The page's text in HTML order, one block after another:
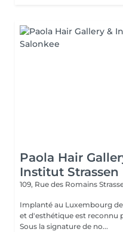
Paola Hair
Institut Strassen
109, Rue des Romains
Implanté au Luxembourg
et d'esthétique est reconnu
Sous la signature de no...